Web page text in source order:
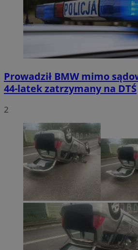
Prowadził BMW mimo
44-latek zatrzymany na DTŚ
2